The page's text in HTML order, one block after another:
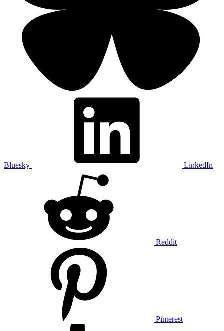
Bluesky LinkedIn
Reddit
Pinterest